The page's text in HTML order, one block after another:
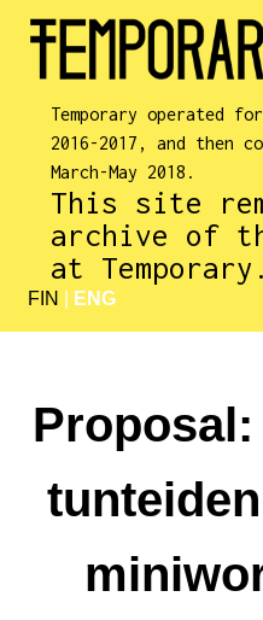
Temporary operated
2016-2017, and then
March-May 2018.
This site
archive of
at Temporary.
FIN ENG